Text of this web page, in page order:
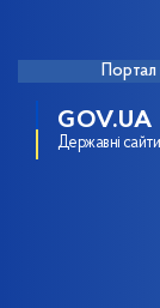
Портал
GOV.UA
Державні